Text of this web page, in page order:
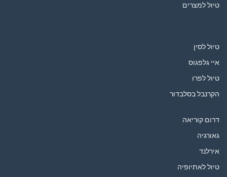
טיול למצרים
טיול לסין
איי גלפגוס
טיול לפרו
הקרנבל בסלבדור
דרום קוריאה
גאורגיה
אירלנד
טיול לאתיופיה